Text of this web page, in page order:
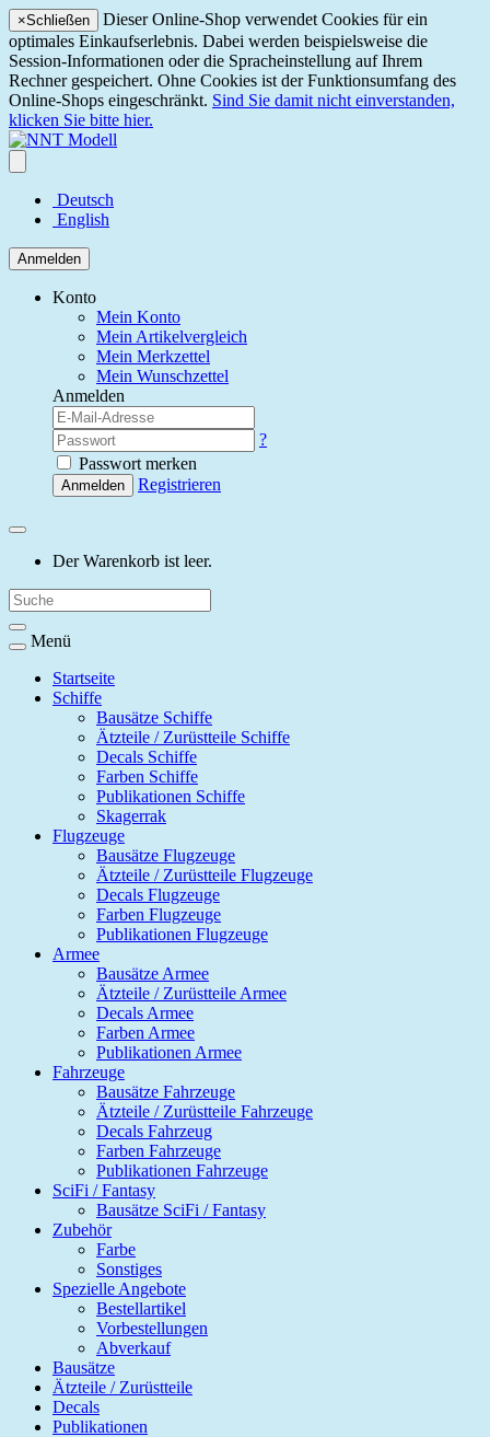
×Schließen
Dieser Online-Shop verwendet Cookies für ein
optimales Einkaufserlebnis. Dabei werden beispielsweise die
Session-Informationen oder die Spracheinstellung auf Ihrem
Rechner gespeichert. Ohne Cookies ist der Funktionsumfang des
Online-Shops eingeschränkt. Sind Sie damit nicht einverstanden,
klicken Sie bitte hier.
Deutsch
English
Anmelden
Konto
Mein Konto
Mein Artikelvergleich
Mein Merkzettel
Mein Wunschzettel
Anmelden
?
Passwort merken
Anmelden Registrieren
Der Warenkorb ist leer.
Menü
Startseite
Schiffe
Bausätze Schiffe
Ätzteile / Zurüstteile Schiffe
Decals Schiffe
Farben Schiffe
Publikationen Schiffe
Skagerrak
Flugzeuge
Bausätze Flugzeuge
Ätzteile / Zurüstteile Flugzeuge
Decals Flugzeuge
Farben Flugzeuge
Publikationen Flugzeuge
Armee
Bausätze Armee
Ätzteile / Zurüstteile Armee
Decals Armee
Farben Armee
Publikationen Armee
Fahrzeuge
Bausätze Fahrzeuge
Ätzteile / Zurüstteile Fahrzeuge
Decals Fahrzeug
Farben Fahrzeuge
Publikationen Fahrzeuge
SciFi / Fantasy
Bausätze SciFi / Fantasy
Zubehör
Farbe
Sonstiges
Spezielle Angebote
Bestellartikel
Vorbestellungen
Abverkauf
Bausätze
Ätzteile / Zurüstteile
Decals
Publikationen